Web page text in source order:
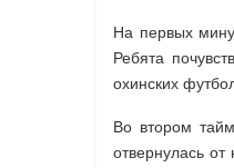
На первых
Ребята
охинских
Во втором
отвернулась